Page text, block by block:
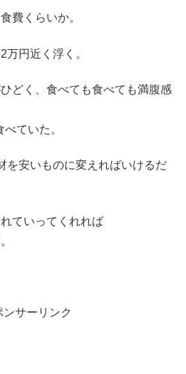
費くらいか。
円近く浮く。
どく、食べても食べても満腹感
ていた。
を安いものに変えればいけるだ
ていってくれれば
ンサーリンク